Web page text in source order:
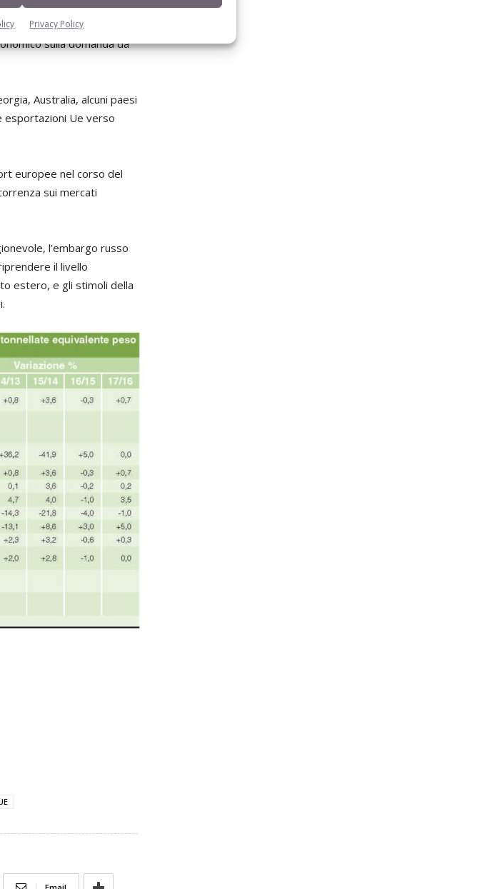
Privacy Policydal tasso di
sulla domanda da
Australia, alcuni paesi
esportazioni Ue verso
europee nel corso del
sui mercati
l’embargo russo
il livello
estero, e gli stimoli della